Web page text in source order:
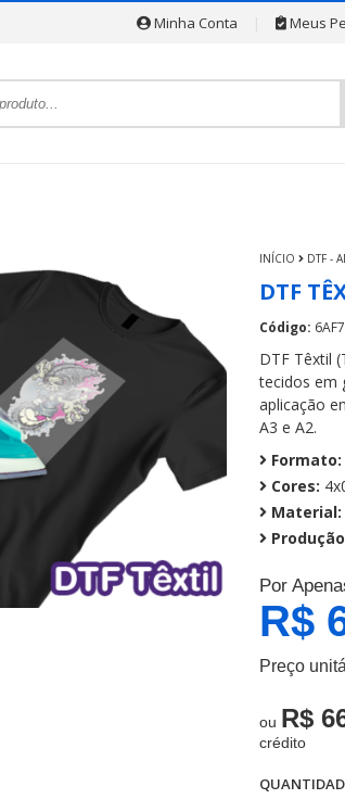
Minha Conta Meus
INÍCIO DTF -
DTF
Código:
DTF Têxtil
tecidos em
aplicação
A3 e A2.
Formato:
Cores:
Material:
Por
R$
Preço
ou R$
crédito